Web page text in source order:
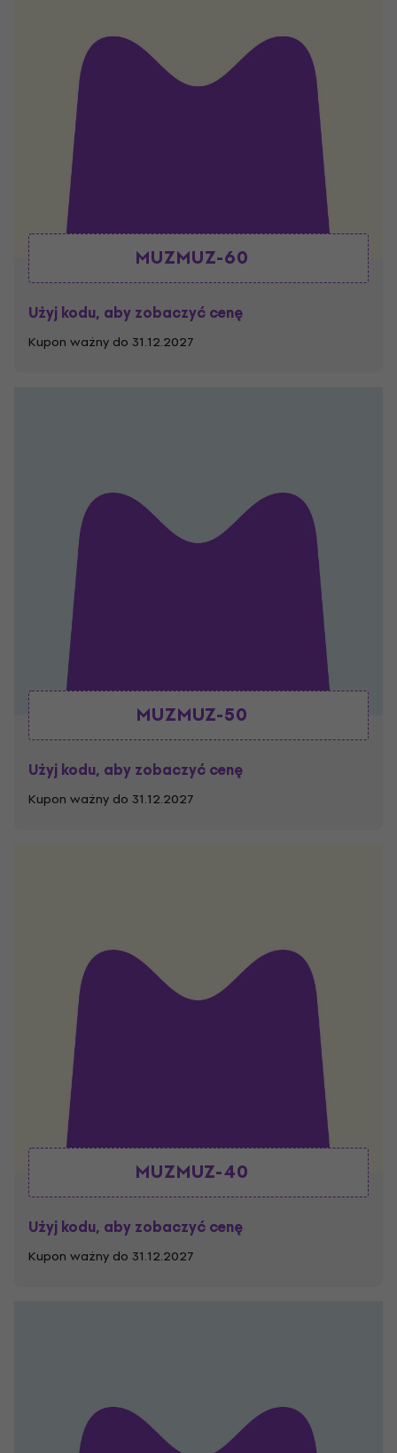
MUZMUZ-60
Użyj kodu, aby zobaczyć cenę
Kupon ważny do 31.12.2027
MUZMUZ-50
Użyj kodu, aby zobaczyć cenę
Kupon ważny do 31.12.2027
MUZMUZ-40
Użyj kodu, aby zobaczyć cenę
Kupon ważny do 31.12.2027